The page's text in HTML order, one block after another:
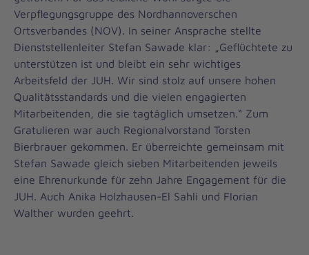
Verpflegungsgruppe des Nordhannoverschen
Ortsverbandes (NOV). In seiner Ansprache stellte
Dienststellenleiter Stefan Sawade klar: „Geflüchtete zu
unterstützen ist und bleibt ein sehr wichtiges
Arbeitsfeld der JUH. Wir sind stolz auf unsere hohen
Qualitätsstandards und die vielen engagierten
Mitarbeitenden, die sie tagtäglich umsetzen.“ Zum
Gratulieren war auch Regionalvorstand Torsten
Bierbrauer gekommen. Er überreichte gemeinsam mit
Stefan Sawade gleich sieben Mitarbeitenden jeweils
eine Ehrenurkunde für zehn Jahre Engagement für die
JUH. Auch Anika Holzhausen-El Sahli und Florian
Walther wurden geehrt.